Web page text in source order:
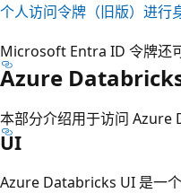
个人访问令牌（旧版）进行
Microsoft Entra ID 令牌还
Azure
本部分介绍用于访问 Azure
UI
Azure Databricks UI 是一